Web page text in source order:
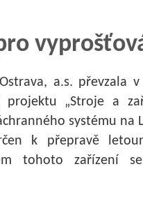
a.s. převzala
„Stroje a
systému na
k přepravě
tohoto zařízení